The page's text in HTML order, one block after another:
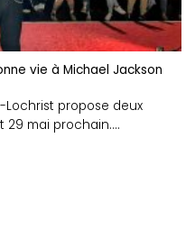
vie à Michael Jackson
Lochrist propose deux
29 mai prochain....